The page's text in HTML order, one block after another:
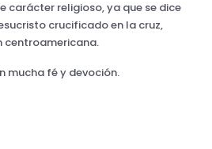
carácter religioso, ya que se dice
crucificado en la cruz,
centroamericana.
mucha fé y devoción.